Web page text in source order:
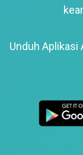
Unduh Aplikasi